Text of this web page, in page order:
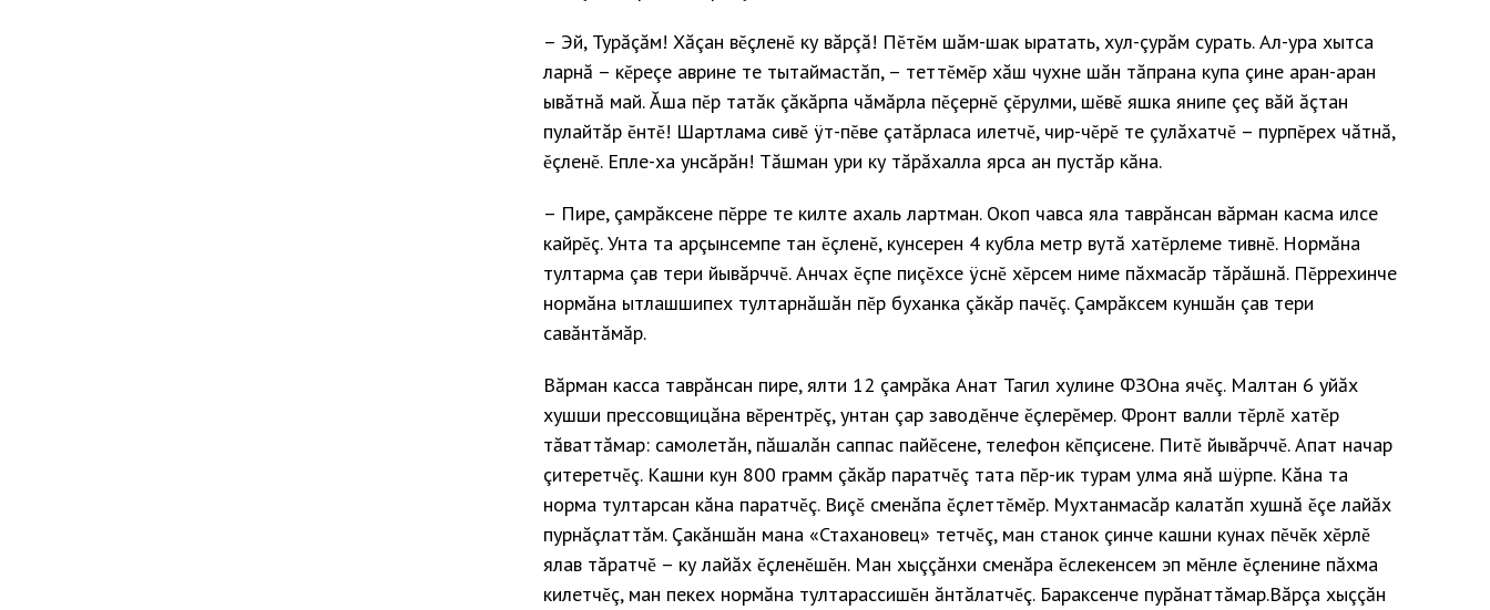
– Эй, Турăçăм! Хăçан вĕçленĕ ку вăрçă! Пĕтĕм шăм-шак ыратать, хул-çурăм сурать. Ал-ура хытса
ларнă – кĕреçе аврине те тытаймастăп, – теттĕмĕр хăш чухне шăн тăпрана купа çине аран-аран
ывăтнă май. Ăша пĕр татăк çăкăрпа чăмăрла пĕçернĕ çĕрулми, шĕвĕ яшка янипе çеç вăй ăçтан
пулайтăр ĕнтĕ! Шартлама сивĕ ÿт-пĕве çатăрласа илетчĕ, чир-чĕрĕ те çулăхатчĕ – пурпĕрех чăтнă,
ĕçленĕ. Епле-ха унсăрăн! Тăшман ури ку тăрăхалла ярса ан пустăр кăна.
– Пире, çамрăксене пĕрре те килте ахаль лартман. Окоп чавса яла таврăнсан вăрман касма илсе
кайрĕç. Унта та арçынсемпе тан ĕçленĕ, кунсерен 4 кубла метр вутă хатĕрлеме тивнĕ. Нормăна
тултарма çав тери йывăрччĕ. Анчах ĕçпе пиçĕхсе ÿснĕ хĕрсем ниме пăхмасăр тăрăшнă. Пĕррехинче
нормăна ытлашшипех тултарнăшăн пĕр буханка çăкăр пачĕç. Çамрăксем куншăн çав тери
савăнтăмăр.
Вăрман касса таврăнсан пире, ялти 12 çамрăка Анат Тагил хулине ФЗОна ячĕç. Малтан 6 уйăх
хушши прессовщицăна вĕрентрĕç, унтан çар заводĕнче ĕçлерĕмер. Фронт валли тĕрлĕ хатĕр
тăваттăмар: самолетăн, пăшалăн саппас пайĕсене, телефон кĕпçисене. Питĕ йывăрччĕ. Апат начар
çитеретчĕç. Кашни кун 800 грамм çăкăр паратчĕç тата пĕр-ик турам улма янă шÿрпе. Кăна та
норма тултарсан кăна паратчĕç. Виçĕ сменăпа ĕçлеттĕмĕр. Мухтанмасăр калатăп хушнă ĕçе лайăх
пурнăçлаттăм. Çакăншăн мана «Стахановец» тетчĕç, ман станок çинче кашни кунах пĕчĕк хĕрлĕ
ялав тăратчĕ – ку лайăх ĕçленĕшĕн. Ман хыççăнхи сменăра ĕслекенсем эп мĕнле ĕçленине пăхма
килетчĕç, ман пекех нормăна тултарассишĕн ăнтăлатчĕç. Бараксенче пурăнаттăмар.Вăрçа хыççăн